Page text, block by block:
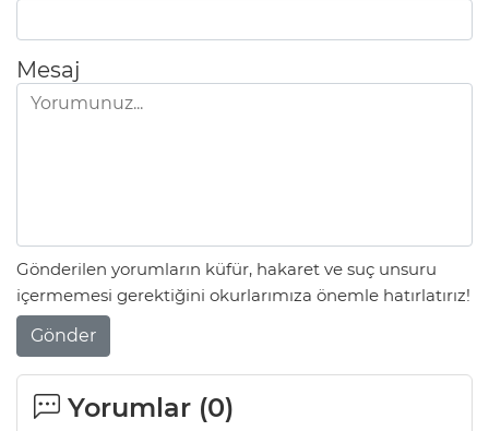
Mesaj
Gönderilen yorumların küfür, hakaret ve suç unsuru
içermemesi gerektiğini okurlarımıza önemle hatırlatırız!
Gönder
Yorumlar (0)